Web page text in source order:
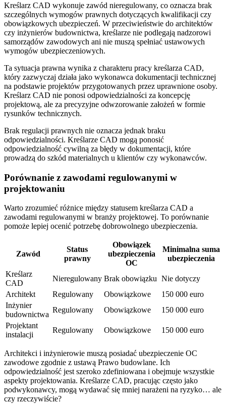
Kreślarz CAD wykonuje zawód nieregulowany, co oznacza brak
szczególnych wymogów prawnych dotyczących kwalifikacji czy
obowiązkowych ubezpieczeń. W przeciwieństwie do architektów
czy inżynierów budownictwa, kreślarze nie podlegają nadzorowi
samorządów zawodowych ani nie muszą spełniać ustawowych
wymogów ubezpieczeniowych.
Ta sytuacja prawna wynika z charakteru pracy kreślarza CAD,
który zazwyczaj działa jako wykonawca dokumentacji technicznej
na podstawie projektów przygotowanych przez uprawnione osoby.
Kreślarz CAD nie ponosi odpowiedzialności za koncepcję
projektową, ale za precyzyjne odwzorowanie założeń w formie
rysunków technicznych.
Brak regulacji prawnych nie oznacza jednak braku
odpowiedzialności. Kreślarze CAD mogą ponosić
odpowiedzialność cywilną za błędy w dokumentacji, które
prowadzą do szkód materialnych u klientów czy wykonawców.
Porównanie z zawodami regulowanymi w
projektowaniu
Warto zrozumieć różnice między statusem kreślarza CAD a
zawodami regulowanymi w branży projektowej. To porównanie
pomoże lepiej ocenić potrzebę dobrowolnego ubezpieczenia.
Zawód
Status
prawny
Obowiązek
ubezpieczenia
OC
Minimalna suma
ubezpieczenia
Kreślarz
CAD
Nieregulowany Brak obowiązku Nie dotyczy
Architekt
Regulowany Obowiązkowe
150 000 euro
Inżynier
budownictwa
Regulowany Obowiązkowe
150 000 euro
Projektant
instalacji
Regulowany Obowiązkowe 150 000 euro
Architekci i inżynierowie muszą posiadać ubezpieczenie OC
zawodowe zgodnie z ustawą Prawo budowlane. Ich
odpowiedzialność jest szeroko zdefiniowana i obejmuje wszystkie
aspekty projektowania. Kreślarze CAD, pracując często jako
podwykonawcy, mogą wydawać się mniej narażeni na ryzyko… ale
czy rzeczywiście?